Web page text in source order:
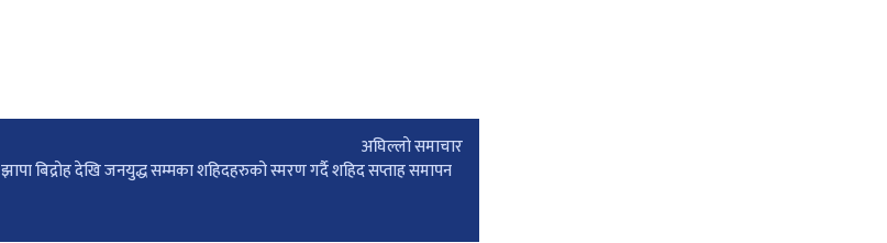
अघिल्लाे समाचार
झापा बिद्रोह देखि जनयुद्ध सम्मका शहिदहरुको स्मरण गर्दै शहिद सप्ताह समापन